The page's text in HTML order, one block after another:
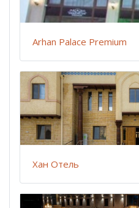
Arhan Palace Premium
Хан Отель